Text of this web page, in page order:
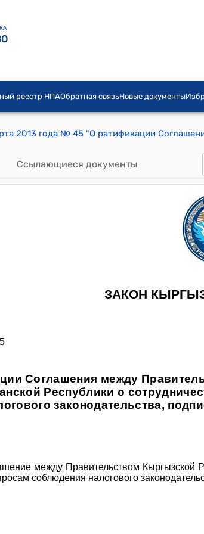
реестр НПАОбратная связьНовые документы
Ссылающиеся документы